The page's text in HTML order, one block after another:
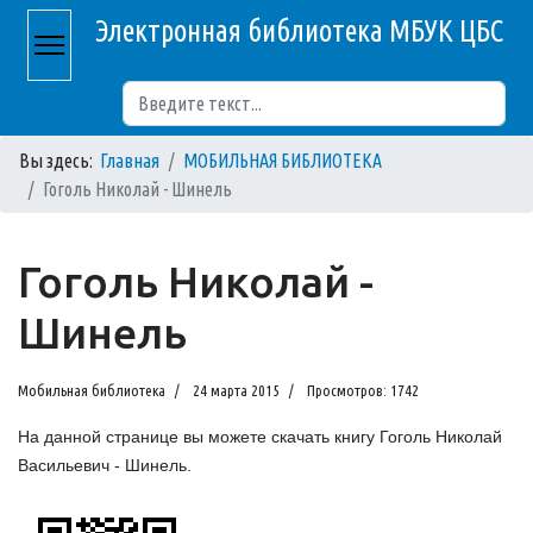
Электронная библиотека МБУК ЦБС
Вы здесь: Главная
МОБИЛЬНАЯ БИБЛИОТЕКА
Гоголь Николай - Шинель
Гоголь Николай -
Шинель
Мобильная библиотека 24 марта 2015 Просмотров: 1742
На данной странице вы можете скачать книгу Гоголь Николай
Васильевич - Шинель.